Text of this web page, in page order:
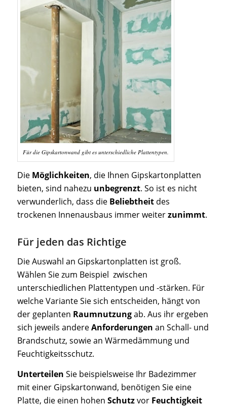
Für die Gipskartonwand gibt es unterschiedliche Plattentypen.
Die Möglichkeiten, die Ihnen Gipskartonplatten
bieten, sind nahezu unbegrenzt. So ist es nicht
verwunderlich, dass die Beliebtheitdes
trockenen Innenausbaus immer weiterzunimmt.
Für jeden das Richtige
Die Auswahl an Gipskartonplatten ist groß.
Wählen Sie zum Beispiel zwischen
unterschiedlichen Plattentypen und -stärken. Für
welche Variante Sie sich entscheiden, hängt von
der geplanten Raumnutzungab. Aus ihr ergeben
sich jeweils andereAnforderungen an Schall- und
Brandschutz, sowie an Wärmedämmung und
Feuchtigkeitsschutz.
Unterteilen Sie beispielsweise Ihr Badezimmer
mit einer Gipskartonwand, benötigen Sie eine
Platte, die einen hohen Schutzvor Feuchtigkeit